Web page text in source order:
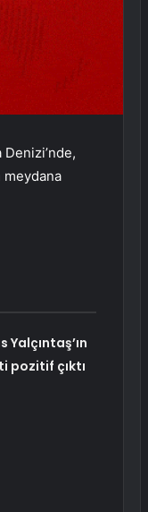
meydana
pozitif çıktı